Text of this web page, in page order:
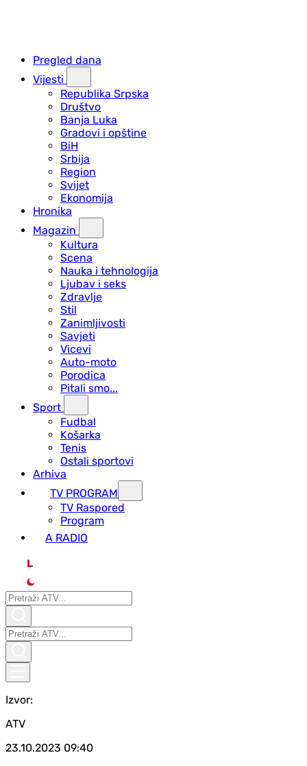
Pregled dana
Vijesti
Republika Srpska
Društvo
Banja Luka
Gradovi i opštine
BiH
Srbija
Region
Svijet
Ekonomija
Hronika
Magazin
Kultura
Scena
Nauka i tehnologija
Ljubav i seks
Zdravlje
Stil
Zanimljivosti
Savjeti
Vicevi
Auto-moto
Porodica
Pitali smo...
Sport
Fudbal
Košarka
Tenis
Ostali sportovi
Arhiva
TV PROGRAM
ТV Raspored
Program
A RADIO
L
Izvor:
ATV
23.10.2023 09:40